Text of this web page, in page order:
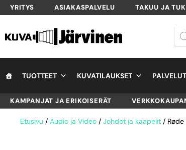
YRITYS ASIAKASPALVELU TAKUU JA
TUOTTEET KUVATILAUKSET PALVELUT
KAMPANJAT JA ERIKOISERÄT
Etusivu / Audio ja Video / Johdot ja kaapelit / Røde